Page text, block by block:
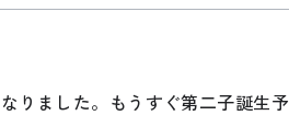
りました。もうすぐ第二子誕生予